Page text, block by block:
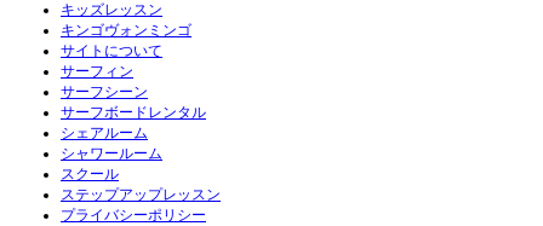
キッズレッスン
キンゴヴォンミンゴ
サイトについて
サーフィン
サーフシーン
サーフボードレンタル
シェアルーム
シャワールーム
スクール
ステップアップレッスン
プライバシーポリシー